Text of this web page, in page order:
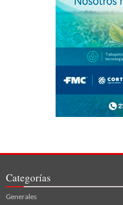
Categorías
Generales